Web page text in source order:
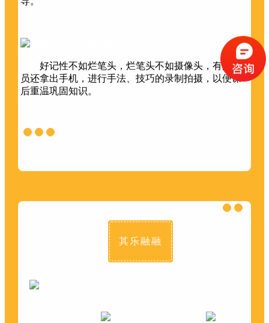
好记性不如烂笔头，烂笔头不如摄像头，有的学
员还拿出手机，进行手法、技巧的录制拍摄，以便课
后重温巩固知识。
其乐融融